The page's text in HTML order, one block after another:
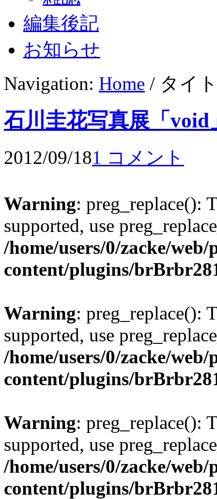
編集後記
お知らせ
Navigation: Home / タイ
石川圭花写真展「void
2012/09/181 コメント
Warning: preg_replace():
supported, use
/home/users/0/zacke/
content/plugins/
Warning: preg_replace():
supported, use
/home/users/0/zacke/
content/plugins/
Warning: preg_replace():
supported, use
/home/users/0/zacke/
content/plugins/